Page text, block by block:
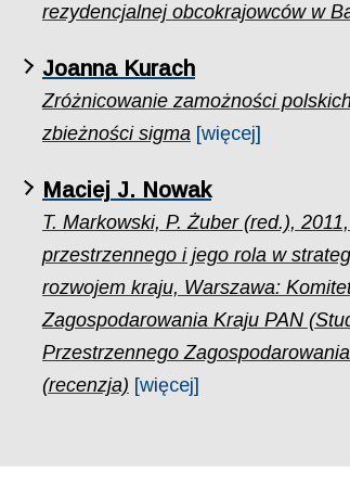
rezydencjalnej obcokrajowców w
Joanna Kurach
Zróżnicowanie zamożności
zbieżności sigma [więcej]
Maciej J. Nowak
T. Markowski, P. Żuber (red.),
przestrzennego i jego rola w
rozwojem kraju, Warszawa:
Zagospodarowania Kraju PAN
Przestrzennego
(recenzja) [więcej]